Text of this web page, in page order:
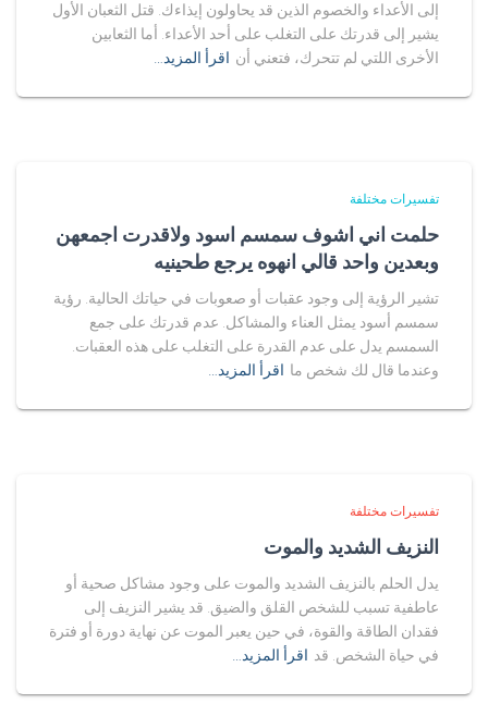
إلى الأعداء والخصوم الذين قد يحاولون إيذاءك. قتل الثعبان الأول
يشير إلى قدرتك على التغلب على أحد الأعداء. أما الثعابين
الأخرى اللتي لم تتحرك، فتعني أن اقرأ المزيد…
تفسيرات مختلفة
حلمت اني اشوف سمسم اسود ولاقدرت اجمعهن
وبعدين واحد قالي انهوه يرجع طحينيه
تشير الرؤية إلى وجود عقبات أو صعوبات في حياتك الحالية. رؤية
سمسم أسود يمثل العناء والمشاكل. عدم قدرتك على جمع
السمسم يدل على عدم القدرة على التغلب على هذه العقبات.
وعندما قال لك شخص ما اقرأ المزيد…
تفسيرات مختلفة
النزيف الشديد والموت
يدل الحلم بالنزيف الشديد والموت على وجود مشاكل صحية أو
عاطفية تسبب للشخص القلق والضيق. قد يشير النزيف إلى
فقدان الطاقة والقوة، في حين يعبر الموت عن نهاية دورة أو فترة
في حياة الشخص. قد اقرأ المزيد…